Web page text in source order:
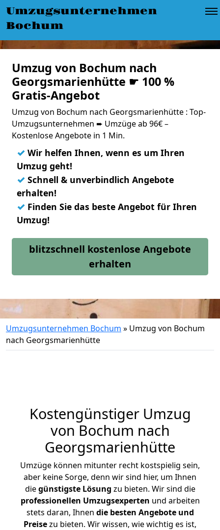
Umzugsunternehmen
Bochum
Umzug von Bochum nach
Georgsmarienhütte ☛ 100 %
Gratis-Angebot
Umzug von Bochum nach Georgsmarienhütte : Top-
Umzugsunternehmen ➨ Umzüge ab 96€ –
Kostenlose Angebote in 1 Min.
✓ Wir helfen Ihnen, wenn es um Ihren
Umzug geht!
✓ Schnell & unverbindlich Angebote
erhalten!
✓ Finden Sie das beste Angebot für Ihren
Umzug!
blitzschnell kostenlose Angebote
erhalten
Umzugsunternehmen Bochum » Umzug von Bochum
nach Georgsmarienhütte
Kostengünstiger Umzug
von Bochum nach
Georgsmarienhütte
Umzüge können mitunter recht kostspielig sein,
aber keine Sorge, denn wir sind hier, um Ihnen
diegünstigste Lösung zu bieten. Wir sind die
professionellen Umzugsexperten und arbeiten
stets daran, Ihnen die besten Angebote und
Preisezu bieten. Wir wissen, wie wichtig es ist,